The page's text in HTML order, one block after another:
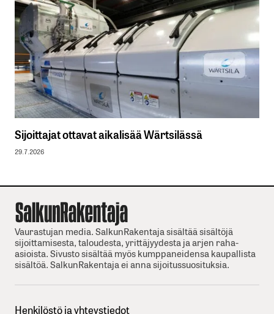
Sijoittajat ottavat aikalisää Wärtsilässä
29.7.2026
Vaurastujan media. SalkunRakentaja sisältää sisältöjä
sijoittamisesta, taloudesta, yrittäjyydesta ja arjen raha-
asioista. Sivusto sisältää myös kumppaneidensa kaupallista
sisältöä. SalkunRakentaja ei anna sijoitussuosituksia.
Henkilöstö ja yhteystiedot